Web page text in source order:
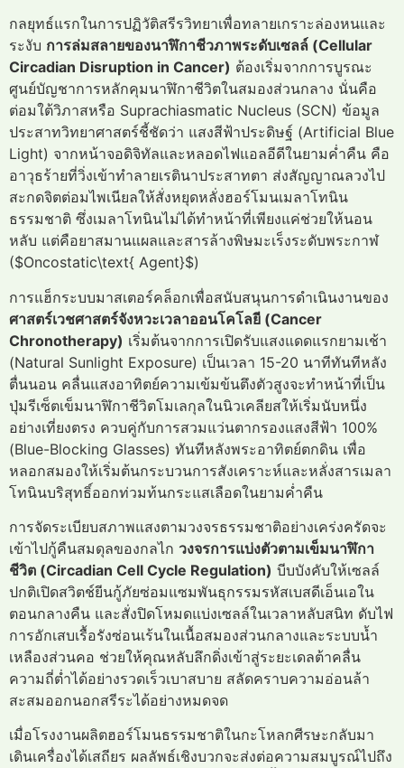
กลยุทธ์แรกในการปฏิวัติสรีรวิทยาเพื่อทลายเกราะล่องหนและ
ระงับ การล่มสลายของนาฬิกาชีวภาพระดับเซลล์ (Cellular
Circadian Disruption in Cancer) ต้องเริ่มจากการบูรณะ
ศูนย์บัญชาการหลักคุมนาฬิกาชีวิตในสมองส่วนกลาง นั่นคือ
ต่อมใต้วิภาสหรือ Suprachiasmatic Nucleus (SCN) ข้อมูล
ประสาทวิทยาศาสตร์ชี้ชัดว่า แสงสีฟ้าประดิษฐ์ (Artificial Blue
Light) จากหน้าจอดิจิทัลและหลอดไฟแอลอีดีในยามค่ำคืน คือ
อาวุธร้ายที่วิ่งเข้าทำลายเรตินาประสาทตา ส่งสัญญาณลวงไป
สะกดจิตต่อมไพเนียลให้สั่งหยุดหลั่งฮอร์โมนเมลาโทนิน
ธรรมชาติ ซึ่งเมลาโทนินไม่ได้ทำหน้าที่เพียงแค่ช่วยให้นอน
หลับ แต่คือยาสมานแผลและสารล้างพิษมะเร็งระดับพระกาฬ
($Oncostatic\text{ Agent}$)
การแฮ็กระบบมาสเตอร์คล็อกเพื่อสนับสนุนการดำเนินงานของ
ศาสตร์เวชศาสตร์จังหวะเวลาออนโคโลยี (Cancer
Chronotherapy) เริ่มต้นจากการเปิดรับแสงแดดแรกยามเช้า
(Natural Sunlight Exposure) เป็นเวลา 15-20 นาทีทันทีหลัง
ตื่นนอน คลื่นแสงอาทิตย์ความเข้มข้นตึงตัวสูงจะทำหน้าที่เป็น
ปุ่มรีเซ็ตเข็มนาฬิกาชีวิตโมเลกุลในนิวเคลียสให้เริ่มนับหนึ่ง
อย่างเที่ยงตรง ควบคู่กับการสวมแว่นตากรองแสงสีฟ้า 100%
(Blue-Blocking Glasses) ทันทีหลังพระอาทิตย์ตกดิน เพื่อ
หลอกสมองให้เริ่มต้นกระบวนการสังเคราะห์และหลั่งสารเมลา
โทนินบริสุทธิ์ออกท่วมท้นกระแสเลือดในยามค่ำคืน
การจัดระเบียบสภาพแสงตามวงจรธรรมชาติอย่างเคร่งครัดจะ
เข้าไปกู้คืนสมดุลของกลไก วงจรการแบ่งตัวตามเข็มนาฬิกา
ชีวิต (Circadian Cell Cycle Regulation) บีบบังคับให้เซลล์
ปกติเปิดสวิตช์ยีนกู้ภัยซ่อมแซมพันธุกรรมรหัสเบสดีเอ็นเอใน
ตอนกลางคืน และสั่งปิดโหมดแบ่งเซลล์ในเวลาหลับสนิท ดับไฟ
การอักเสบเรื้อรังซ่อนเร้นในเนื้อสมองส่วนกลางและระบบน้ำ
เหลืองส่วนคอ ช่วยให้คุณหลับลึกดิ่งเข้าสู่ระยะเดลต้าคลื่น
ความถี่ต่ำได้อย่างรวดเร็วเบาสบาย สลัดคราบความอ่อนล้า
สะสมออกนอกสรีระได้อย่างหมดจด
เมื่อโรงงานผลิตฮอร์โมนธรรมชาติในกะโหลกศีรษะกลับมา
เดินเครื่องได้เสถียร ผลลัพธ์เชิงบวกจะส่งต่อความสมบูรณ์ไปถึง